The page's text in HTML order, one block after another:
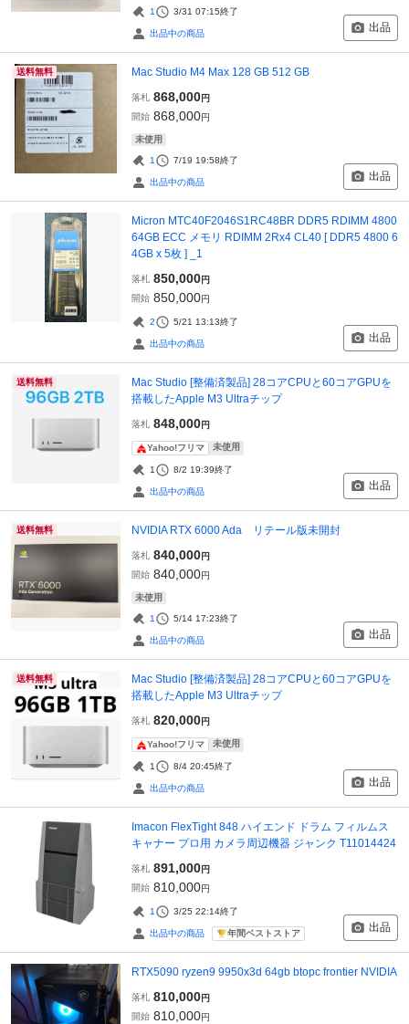
1 3/31 07:15終了
出品中の商品 出品
送料無料 Mac Studio M4 Max 128 GB 512 GB
落札 868,000円
開始 868,000円
未使用
1 7/19 19:58終了
出品中の商品 出品
Micron MTC40F2046S1RC48BR DDR5 RDIMM 4800
64GB ECC メモリ RDIMM 2Rx4 CL40 [ DDR5 4800 6
4GB x 5枚 ] _1
落札 850,000円
開始 850,000円
2 5/21 13:13終了
出品中の商品 出品
送料無料
Mac Studio [整備済製品] 28コアCPUと60コアGPUを
搭載したApple M3 Ultraチップ
落札 848,000円
Yahoo!フリマ 未使用
1 8/2 19:39終了
出品中の商品 出品
送料無料 NVIDIA RTX 6000 Ada リテール版未開封
落札 840,000円
開始 840,000円
未使用
1 5/14 17:23終了
出品中の商品 出品
送料無料
Mac Studio [整備済製品] 28コアCPUと60コアGPUを
搭載したApple M3 Ultraチップ
落札 820,000円
Yahoo!フリマ 未使用
1 8/4 20:45終了
出品中の商品 出品
Imacon FlexTight 848 ハイエンド ドラム フィルムス
キャナー プロ用 カメラ周辺機器 ジャンク T11014424
落札 891,000円
開始 810,000円
1 3/25 22:14終了
出品中の商品 年間ベストストア 出品
RTX5090 ryzen9 9950x3d 64gb btopc frontier NVIDIA
落札 810,000円
開始 810,000円